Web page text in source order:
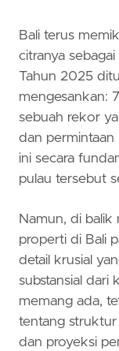
Bali terus
citranya
Tahun 2025
mengesankan:
sebuah rekor
dan permintaan
ini secara
pulau tersebut
Namun, di balik
properti di Bali
detail krusial
substansial dari
memang ada,
tentang struktur
dan proyeksi